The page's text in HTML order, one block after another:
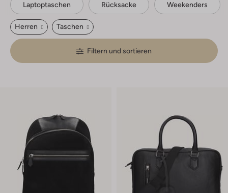
Laptoptaschen Rücksacke Weekenders
Herren Taschen
Filtern und sortieren